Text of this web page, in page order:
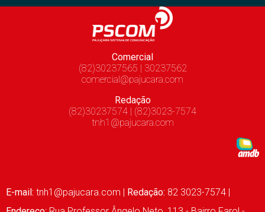
Comercial
(82)30237565 | 30237562
comercial@pajucara.com
Redação
(82)30237574 | (82)3023-7574
tnh1@pajucara.com
E-mail: tnh1@pajucara.com Redação: 82 3023-7574 |